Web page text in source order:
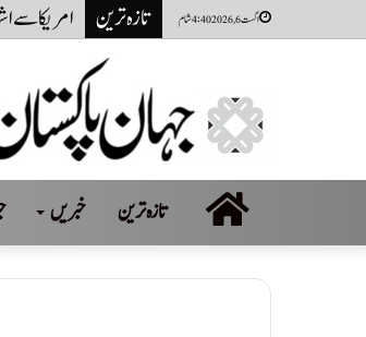
اگست 6, 2026 4:40 شام تازہ ترین نوجوانوں آپکے لیڈر کو
صفحہ
اول
تازہ ترین خبریں